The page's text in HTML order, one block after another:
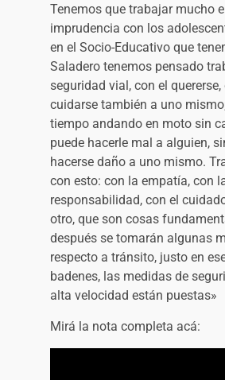
Tenemos que trabajar mucho
imprudencia con los
en el Socio-Educativo que
Saladero tenemos pensado
seguridad vial, con el quererse,
cuidarse también a uno
tiempo andando en moto sin
puede hacerle mal a alguien,
hacerse daño a uno mismo.
con esto: con la empatía, con
responsabilidad, con el
otro, que son cosas
después se tomarán algunas
respecto a tránsito, justo en
badenes, las medidas de
alta velocidad están puestas»
Mirá la nota completa acá: